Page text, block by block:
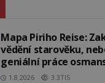
Mapa Piriho Reise:
vědění starověku,
geniální práce
admirála?
1.8.2026 3.3TIS